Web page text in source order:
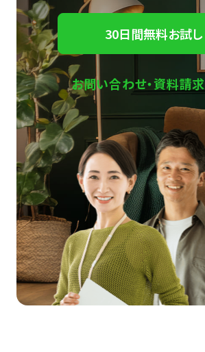
30日間無料お試し
お問い合わせ・資料請求